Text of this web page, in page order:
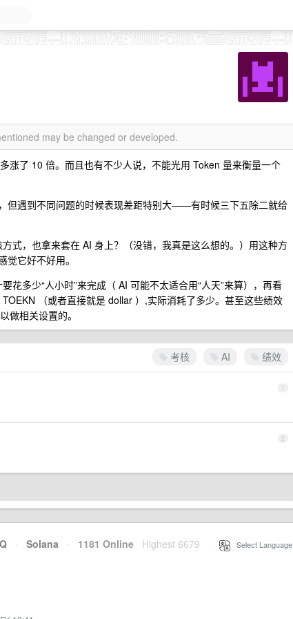
may be changed or developed.
涨了 10 倍。而且也有不少人说，不能光用 Token 量来衡量一个
但遇到不同问题的时候表现差距特别大——有时候三下五除二就给
式，也拿来套在 AI 身上？（没错，我真是这么想的。）用这种方
它好不好用。
花多少“人小时”来完成（ AI 可能不太适合用“人天”来算），再看
（或者直接就是 dollar ）,实际消耗了多少。甚至这些绩效
做相关设置的。
考核 AI 绩效
1
2
· Solana · 1181 Online Highest 6679 Select Language